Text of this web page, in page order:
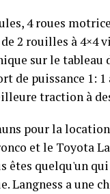
4 roues
2 rouilles à
sur le tableau
de puissance 1:
traction à
pour la
et le Toyota
êtes quelqu'un
Langness a une